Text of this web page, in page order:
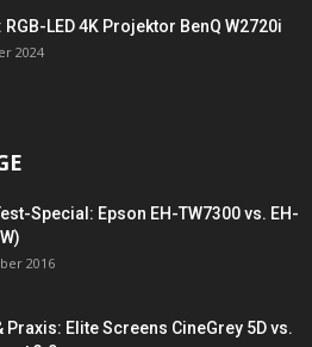
RGB-LED 4K Projektor BenQ W2720i
2024
Special: Epson EH-TW7300 vs. EH-
2016
Praxis: Elite Screens CineGrey 5D vs.